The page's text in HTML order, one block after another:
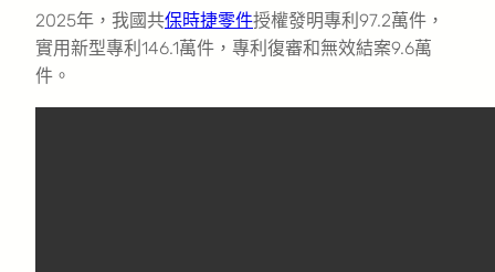
2025年，我國共保時捷零件授權發明專利97.2萬件，
實用新型專利146.1萬件，專利復審和無效結案9.6萬
件。